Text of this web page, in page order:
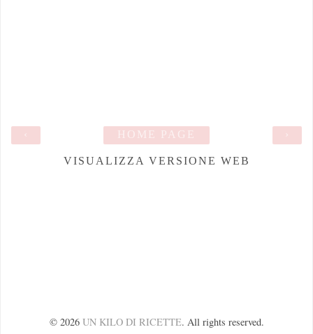
›
HOME PAGE
VISUALIZZA VERSIONE WEB
© 2026 UN KILO DI RICETTE. All rights reserved.